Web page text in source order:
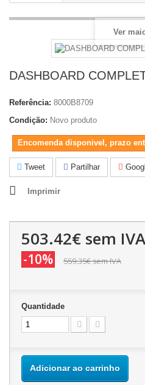
Ver
DASHBOARD
Referência: 8000B8709
Condição: Novo produto
Encomenda disponivel, prazo
Tweet Partilhar
Imprimir
503.42€ sem IVA
-10% 559.35€sem IVA
Quantidade
Adicionar ao carrinho